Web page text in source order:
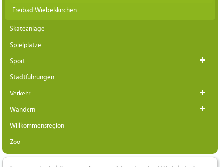
Freibad Wiebelskirchen
Skateanlage
Spielplätze
Sport
Stadtführungen
Verkehr
Wandern
Willkommensregion
Zoo